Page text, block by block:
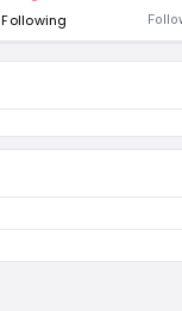
Following